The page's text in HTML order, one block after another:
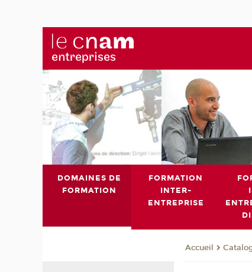
DOMAINES DE
FORMATION
FORMATION
INTER-
ENTREPRISE
Accueil